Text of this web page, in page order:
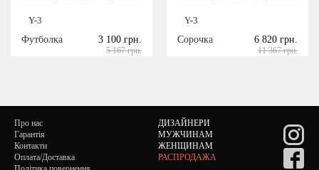
Y-3
Футболка
3 100 грн.
5 167 грн.
Y-3
Сорочка
6 820 грн.
11 367 грн.
Про нас
Гарантія
Контакти
Оплата/Доставка
ДИЗАЙНЕРИ
МУЖЧИНАМ
ЖЕНЩИНАМ
РАСПРОДАЖА